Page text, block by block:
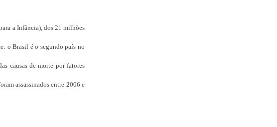
a Infância), dos 21 milhões
o Brasil é o segundo país no
causas de morte por fatores
assassinados entre 2006 e